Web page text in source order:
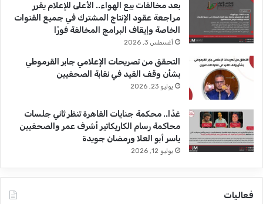
بعد مخالفات بيع الهواء.. الأعلى للإعلام يقرر
مراجعة عقود الإنتاج المشترك في جميع القنوات
الخاصة وإيقاف البرامج المخالفة فورًا
أغسطس 3, 2026
التحقق من تصريحات الإعلامي جابر القرموطي
بشأن وقف القيد في نقابة الصحفيين
يوليو 23, 2026
غدًا.. محكمة جنايات القاهرة تنظر ثاني جلسات
محاكمة رسام الكاريكاتير أشرف عمر والصحفيين
ياسر أبو العلا ورمضان جويدة
يوليو 12, 2026
فعاليات